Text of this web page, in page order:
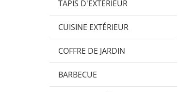
TAPIS D'EXTÉRIEUR
CUISINE EXTÉRIEUR
COFFRE DE JARDIN
BARBECUE